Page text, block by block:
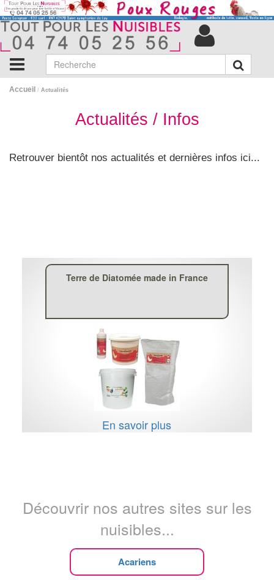
Accueil / Actualités
Actualités / Infos
Retrouver bientôt nos actualités et dernières infos ici...
Terre de Diatomée made in France
En savoir plus
Découvrir nos autres sites sur les
nuisibles...
Acariens